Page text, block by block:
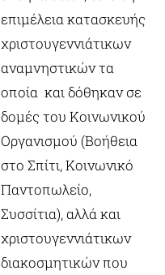
επιμέλεια κατασκευής
χριστουγεννιάτικων
αναμνηστικών τα
οποία και δόθηκαν σε
δομές του Κοινωνικού
Οργανισμού (Βοήθεια
στο Σπίτι, Κοινωνικό
Παντοπωλείο,
Συσσίτια), αλλά και
χριστουγεννιάτικων
διακοσμητικών που